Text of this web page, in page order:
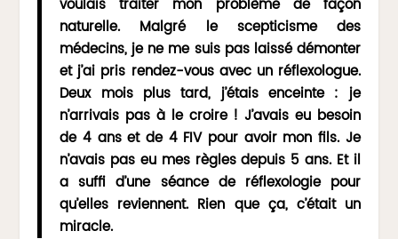
voulais traiter mon problème de façon
naturelle. Malgré le scepticisme des
médecins, je ne me suis pas laissé démonter
et j’ai pris rendez-vous avec un réflexologue.
Deux mois plus tard, j’étais enceinte : je
n’arrivais pas à le croire ! J’avais eu besoin
de 4 ans et de 4 FIV pour avoir mon fils. Je
n’avais pas eu mes règles depuis 5 ans. Et il
a suffi d’une séance de réflexologie pour
qu’elles reviennent. Rien que ça, c’était un
miracle.